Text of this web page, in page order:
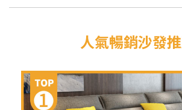
人氣暢銷沙發